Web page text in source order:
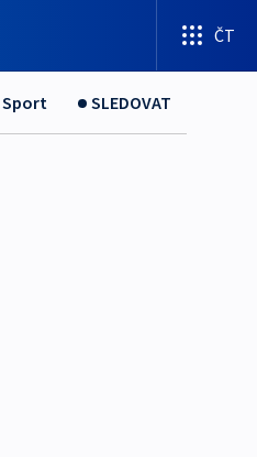
ČT
Sport SLEDOVAT